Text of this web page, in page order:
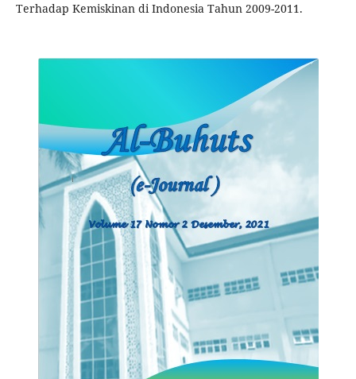
Terhadap Kemiskinan di Indonesia Tahun 2009-2011.